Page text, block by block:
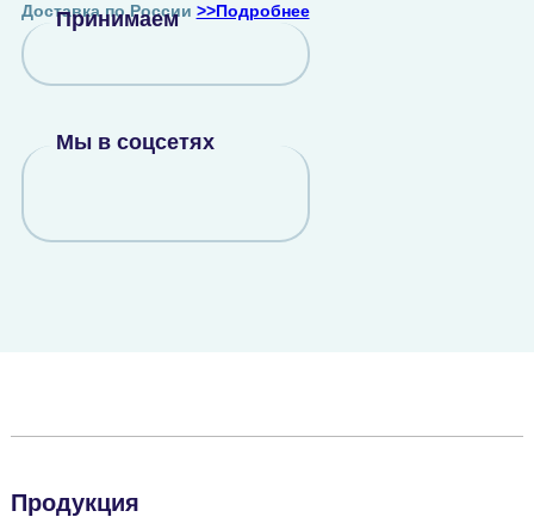
Доставка по России >>Подробнее
Принимаем
Мы в соцсетях
Продукция